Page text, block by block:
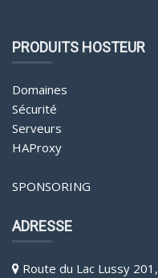
PRODUITS HOSTEUR
Domaines
Sécurité
Serveurs
HAProxy
SPONSORING
ADRESSE
Route du Lac Lussy 201,